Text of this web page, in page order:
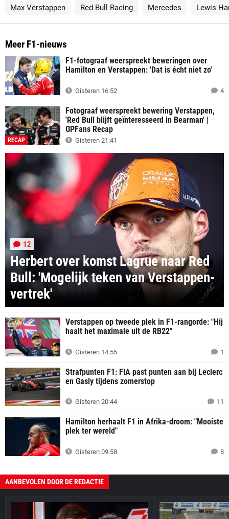
Max Verstappen Red Bull Racing Mercedes Lewis
Meer F1-nieuws
F1-fotograaf weerspreekt beweringen over
Hamilton en Verstappen: 'Dat is écht niet zo'
Gisteren 16:52 4
RECAP
Fotograaf weerspreekt bewering Verstappen,
'Red Bull blijft geïnteresseerd in Bearman' |
GPFans Recap
Gisteren 21:41
Herbert over komst Lagrue naar Red
Bull: 'Mogelijk teken van Verstappen-
vertrek'
12
Verstappen op tweede plek in F1-rangorde: "Hij
haalt het maximale uit de RB22"
Gisteren 14:55 1
Strafpunten F1: FIA past punten aan bij Leclerc
en Gasly tijdens zomerstop
Gisteren 20:44 11
Hamilton herhaalt F1 in Afrika-droom: "Mooiste
plek ter wereld"
Gisteren 09:58 8
AANBEVOLEN DOOR DE REDACTIE